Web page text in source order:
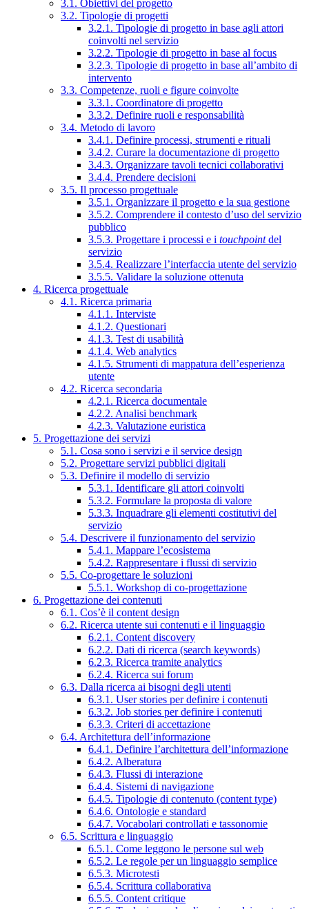
3.1. Obiettivi del progetto
3.2. Tipologie di progetti
3.2.1. Tipologie di progetto in base agli attori
coinvolti nel servizio
3.2.2. Tipologie di progetto in base al focus
3.2.3. Tipologie di progetto in base all’ambito di
intervento
3.3. Competenze, ruoli e figure coinvolte
3.3.1. Coordinatore di progetto
3.3.2. Definire ruoli e responsabilità
3.4. Metodo di lavoro
3.4.1. Definire processi, strumenti e rituali
3.4.2. Curare la documentazione di progetto
3.4.3. Organizzare tavoli tecnici collaborativi
3.4.4. Prendere decisioni
3.5. Il processo progettuale
3.5.1. Organizzare il progetto e la sua gestione
3.5.2. Comprendere il contesto d’uso del servizio
pubblico
3.5.3. Progettare i processi e i touchpointdel
servizio
3.5.4. Realizzare l’interfaccia utente del servizio
3.5.5. Validare la soluzione ottenuta
4. Ricerca progettuale
4.1. Ricerca primaria
4.1.1. Interviste
4.1.2. Questionari
4.1.3. Test di usabilità
4.1.4. Web analytics
4.1.5. Strumenti di mappatura dell’esperienza
utente
4.2. Ricerca secondaria
4.2.1. Ricerca documentale
4.2.2. Analisi benchmark
4.2.3. Valutazione euristica
5. Progettazione dei servizi
5.1. Cosa sono i servizi e il service design
5.2. Progettare servizi pubblici digitali
5.3. Definire il modello di servizio
5.3.1. Identificare gli attori coinvolti
5.3.2. Formulare la proposta di valore
5.3.3. Inquadrare gli elementi costitutivi del
servizio
5.4. Descrivere il funzionamento del servizio
5.4.1. Mappare l’ecosistema
5.4.2. Rappresentare i flussi di servizio
5.5. Co-progettare le soluzioni
5.5.1. Workshop di co-progettazione
6. Progettazione dei contenuti
6.1. Cos’è il content design
6.2. Ricerca utente sui contenuti e il linguaggio
6.2.1. Content discovery
6.2.2. Dati di ricerca (search keywords)
6.2.3. Ricerca tramite analytics
6.2.4. Ricerca sui forum
6.3. Dalla ricerca ai bisogni degli utenti
6.3.1. User stories per definire i contenuti
6.3.2. Job stories per definire i contenuti
6.3.3. Criteri di accettazione
6.4. Architettura dell’informazione
6.4.1. Definire l’architettura dell’informazione
6.4.2. Alberatura
6.4.3. Flussi di interazione
6.4.4. Sistemi di navigazione
6.4.5. Tipologie di contenuto (content type)
6.4.6. Ontologie e standard
6.4.7. Vocabolari controllati e tassonomie
6.5. Scrittura e linguaggio
6.5.1. Come leggono le persone sul web
6.5.2. Le regole per un linguaggio semplice
6.5.3. Microtesti
6.5.4. Scrittura collaborativa
6.5.5. Content critique